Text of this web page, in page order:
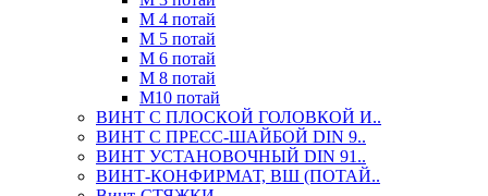
М 4 потай
М 5 потай
М 6 потай
М 8 потай
М10 потай
ВИНТ С ПЛОСКОЙ ГОЛОВКОЙ И..
ВИНТ С ПРЕСС-ШАЙБОЙ DIN 9..
ВИНТ УСТАНОВОЧНЫЙ DIN 91..
ВИНТ-КОНФИРМАТ, ВШ (ПОТАЙ..